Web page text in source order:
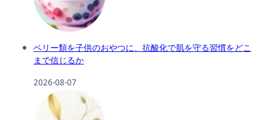
ベリー類を子供のおやつに、抗酸化で肌を守る習慣をどこ
まで信じるか
2026-08-07